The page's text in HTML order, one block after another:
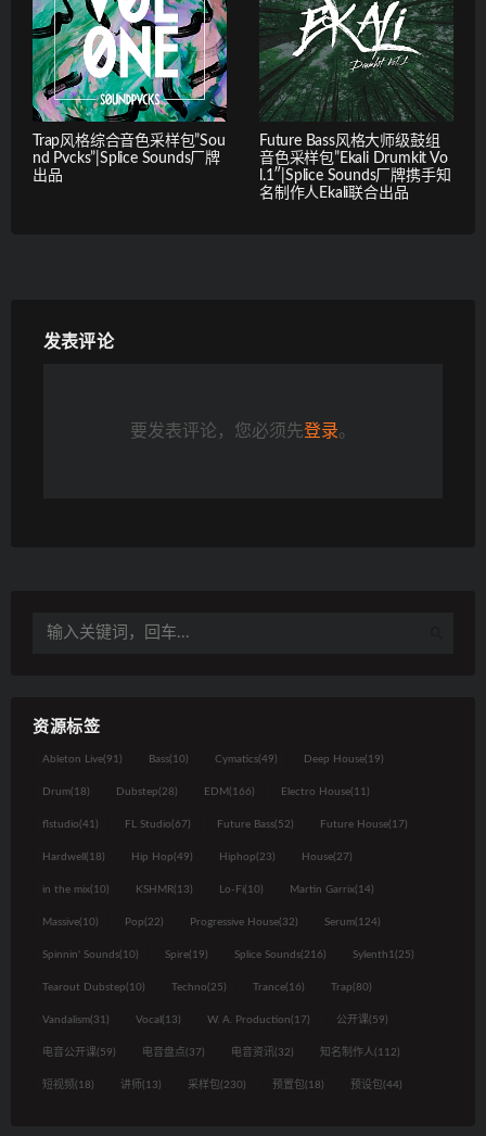
Trap风格综合音色采样包”Sou
nd Pvcks”|Splice Sounds厂牌
出品
Future Bass风格大师级鼓组
音色采样包”Ekali Drumkit Vo
l.1″|Splice Sounds厂牌携手知
名制作人Ekali联合出品
发表评论
要发表评论，您必须先登录。
资源标签
Ableton Live(91) Bass(10) Cymatics(49) Deep House(19)
Drum(18) Dubstep(28) EDM(166) Electro House(11)
flstudio(41) FL Studio(67) Future Bass(52) Future House(17)
Hardwell (18) Hip Hop(49) Hiphop(23) House(27)
in the mix(10) KSHMR(13) Lo-Fi(10) Martin Garrix(14)
Massive(10) Pop(22) Progressive House(32) Serum(124)
Spinnin' Sounds(10) Spire(19) Splice Sounds(216) Sylenth1(25)
Tearout Dubstep(10) Techno(25) Trance(16) Trap(80)
Vandalism(31) Vocal (13) W. A. Production(17) 公开课(59)
电音公开课(59) 电音盘点(37) 电音资讯(32) 知名制作人(112)
短视频 (18) 讲师(13) 采样包(230) 预置包(18) 预设包(44)